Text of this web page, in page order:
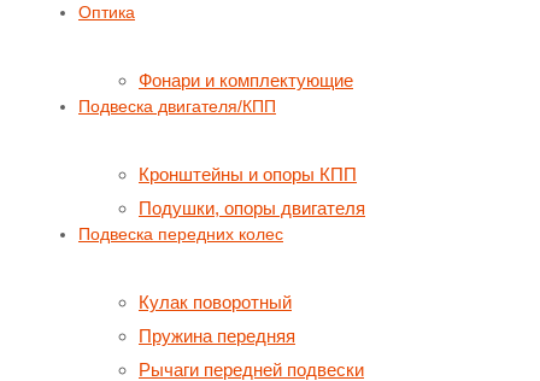
Оптика
Фонари и комплектующие
Подвеска двигателя/КПП
Кронштейны и опоры КПП
Подушки, опоры двигателя
Подвеска передних колес
Кулак поворотный
Пружина передняя
Рычаги передней подвески